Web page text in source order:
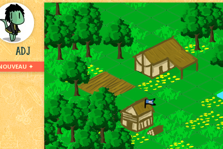
ADJ
✦